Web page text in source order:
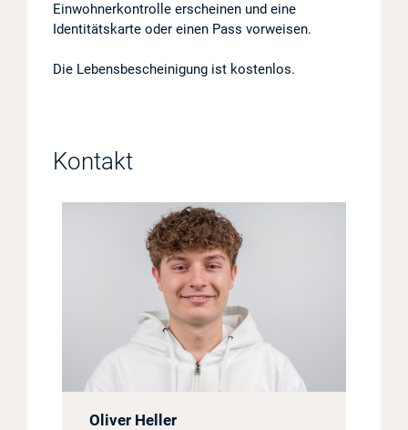
Log in
Einwohnerkontrolle erscheinen und eine
Identitätskarte oder einen Pass vorweisen.
Die Lebensbescheinigung ist kostenlos.
Kontakt
Oliver Heller